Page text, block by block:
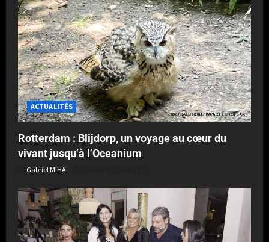
ACTUALITÉS
Rotterdam : Blijdorp, un voyage au cœur du
vivant jusqu’à l’Oceanium
Gabriel MIHAI